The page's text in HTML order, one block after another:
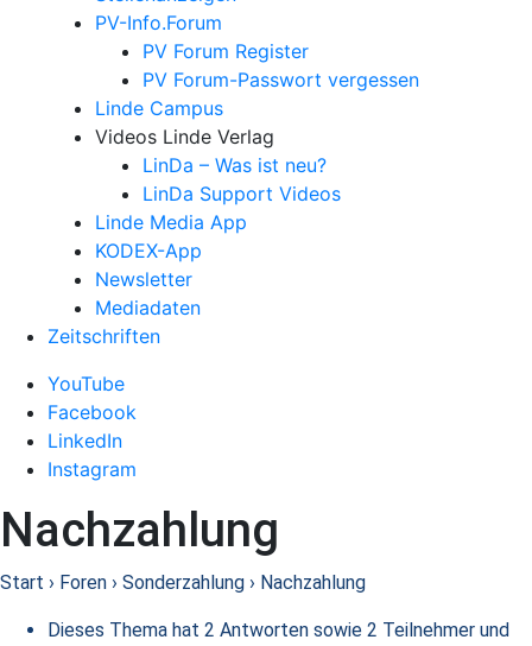
PV-Info.Forum
PV Forum Register
PV Forum-Passwort vergessen
Linde Campus
Videos Linde Verlag
LinDa – Was ist neu?
LinDa Support Videos
Linde Media App
KODEX-App
Newsletter
Mediadaten
Zeitschriften
YouTube
Facebook
LinkedIn
Instagram
Nachzahlung
Start › Foren › Sonderzahlung › Nachzahlung
Dieses Thema hat 2 Antworten sowie 2 Teilnehmer und